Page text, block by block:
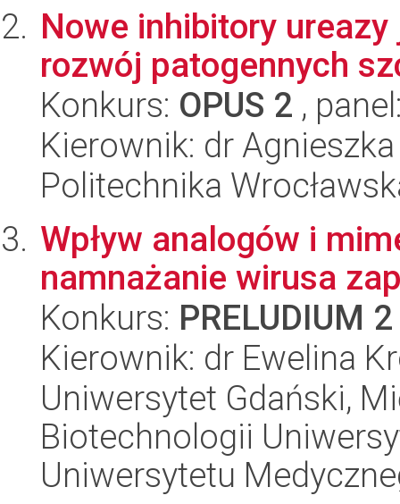
Nowe inhibitory
rozwój patogennych
Konkurs: OPUS 2 ,
Kierownik: dr
Politechnika
Wpływ analogów i
namnażanie wirusa
Konkurs: PRELUDIUM 2
Kierownik: dr Ewelina
Uniwersytet Gdański,
Biotechnologii
Uniwersytetu